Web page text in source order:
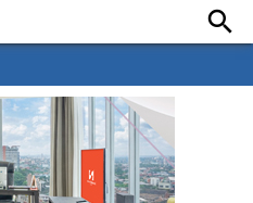
